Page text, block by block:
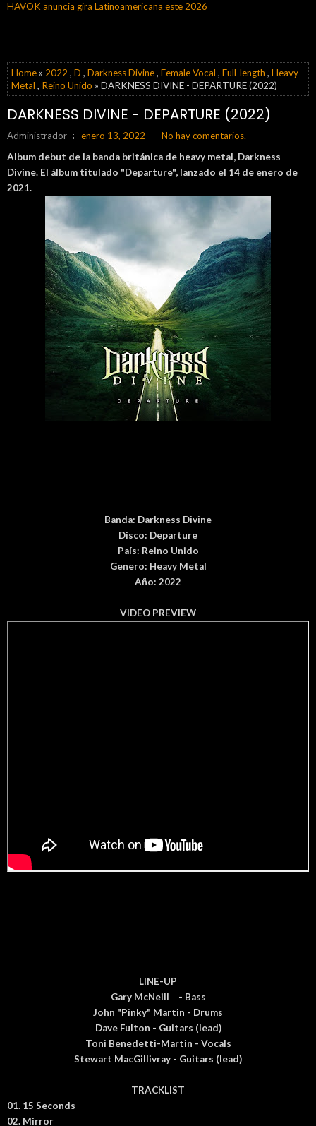
HAVOK anuncia gira Latinoamericana este 2026
Home» 2022 , D , Darkness Divine, Female Vocal , Full-length , Heavy
Metal , Reino Unido » DARKNESS DIVINE - DEPARTURE (2022)
DARKNESS DIVINE - DEPARTURE (2022)
Administrador enero 13, 2022
No hay comentarios.
Album debut de la banda británica de heavy metal, Darkness
Divine. El álbum titulado "Departure", lanzado el 14 de enero de
2021.
Banda: Darkness Divine
Disco: Departure
País: Reino Unido
Genero: Heavy Metal
Año: 2022
VIDEO PREVIEW
LINE-UP
Gary McNeill
- Bass
John "Pinky" Martin - Drums
Dave Fulton - Guitars (lead)
Toni Benedetti-Martin - Vocals
Stewart MacGillivray - Guitars (lead)
TRACKLIST
01. 15 Seconds
02. Mirror